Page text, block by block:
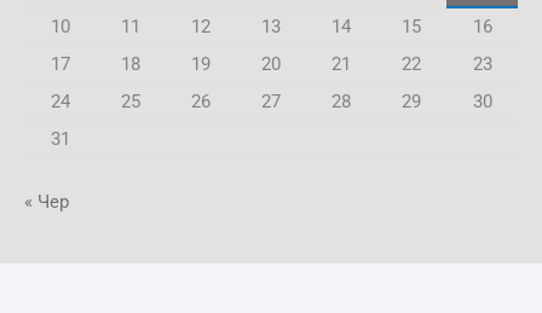
10
11 12 13 14 15
16
17
18 19 20 21 22
23
24
25 26 27 28 29
30
31
« Чер